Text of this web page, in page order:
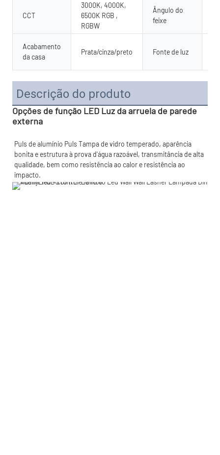
CCT
3000K, 4000K,
6500K RGB ,
RGBW
Ângulo do
feixe
Acabamento
da casa
Prata/cinza/preto Fonte de luz
Descrição do produto
Opções de função LED Luz da arruela de parede
externa
Puls de alumínio Puls Tampa de vidro temperado, aparência
bonita e estrutura à prova d'água razoável, transmitância de alta
qualidade, bem como resistência ao calor e resistência ao